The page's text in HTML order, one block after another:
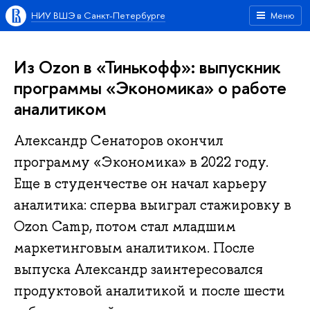
Меню
НИУ ВШЭ в Санкт-Петербурге
Из Ozon в «Тинькофф»: выпускник
программы «Экономика» о работе
аналитиком
Александр Сенаторов окончил
программу «Экономика» в 2022 году.
Еще в студенчестве он начал карьеру
аналитика: сперва выиграл стажировку в
Ozon Camp, потом стал младшим
маркетинговым аналитиком. После
выпуска Александр заинтересовался
продуктовой аналитикой и после шести